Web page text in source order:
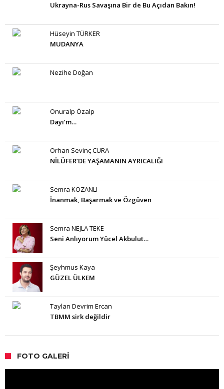
Ukrayna-Rus Savaşına Bir de Bu Açıdan Bakın!
Hüseyin TÜRKER
MUDANYA
Nezihe Doğan
Onuralp Özalp
Dayı’m…
Orhan Sevinç CURA
NİLÜFER’DE YAŞAMANIN AYRICALIĞI
Semra KOZANLI
İnanmak, Başarmak ve Özgüven
Semra NEJLA TEKE
Seni Anlıyorum Yücel Akbulut…
Şeyhmus Kaya
GÜZEL ÜLKEM
Taylan Devrim Ercan
TBMM sirk değildir
FOTO GALERI